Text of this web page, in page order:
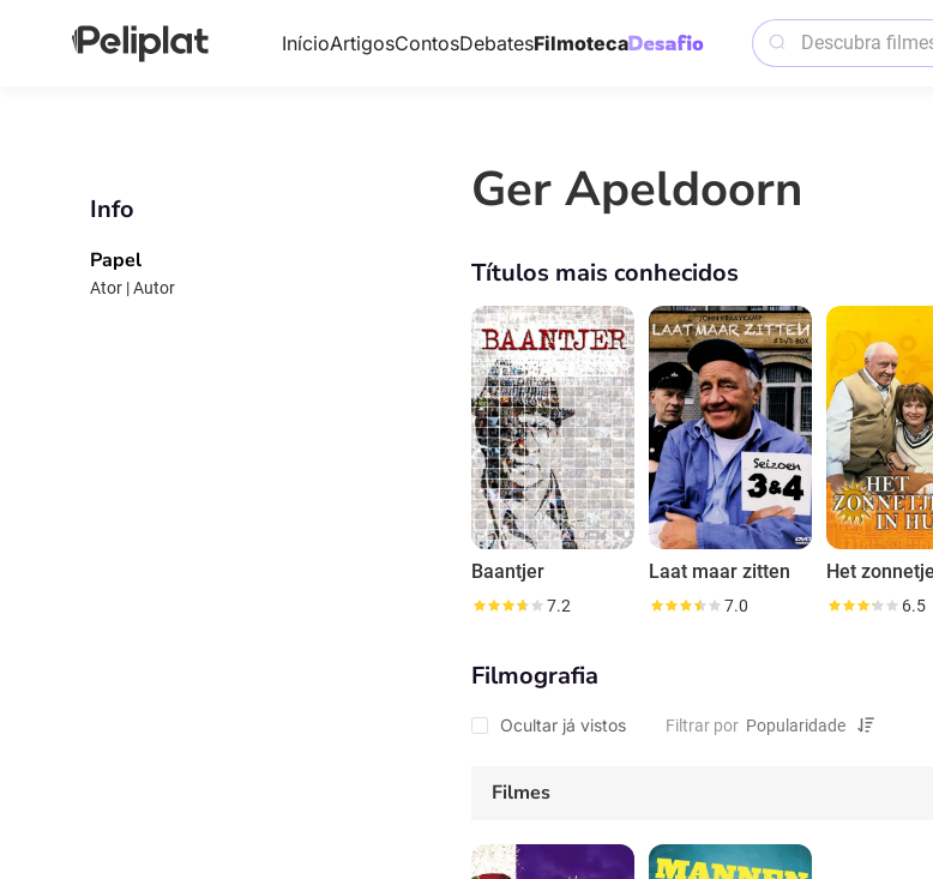
InícioArtigosContosDebatesFilmoteca
Info
Papel
Ator | Autor
Ger Apeldoorn
Títulos mais conhecidos
Baantjer
7.2
Laat maar zitten
7.0 6.5
Filmografia
Ocultar já vistos Filtrar por
Filmes